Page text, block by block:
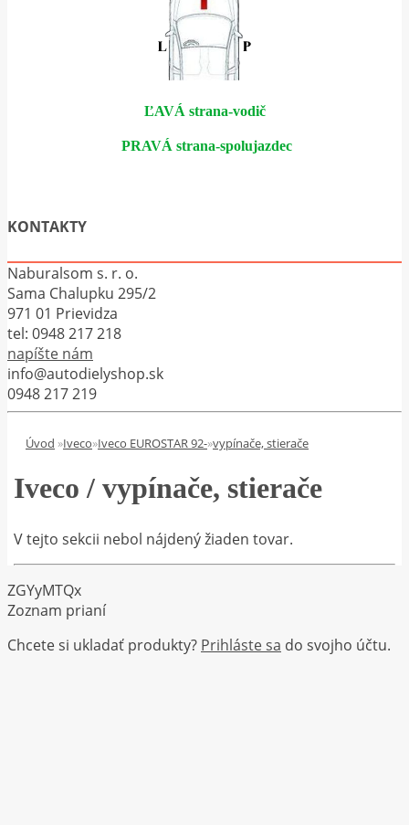
ĽAVÁ strana-vodič
PRAVÁ strana-spolujazdec
KONTAKTY
Naburalsom s. r. o.
Sama Chalupku 295/2
971 01 Prievidza
tel: 0948 217 218
napíšte nám
info@autodielyshop.sk
0948 217 219
Úvod »Iveco»Iveco EUROSTAR 92-»vypínače, stierače
Iveco / vypínače, stierače
V tejto sekcii nebol nájdený žiaden tovar.
ZGYyMTQx
Zoznam prianí
Chcete si ukladať produkty? Prihláste sa do svojho účtu.